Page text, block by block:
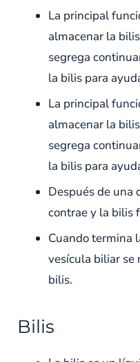
La principal
almacenar la
segrega
la bilis para
La principal
almacenar la
segrega
la bilis para
Después de una
contrae y la bilis
Cuando termina
vesícula biliar se
bilis.
Bilis